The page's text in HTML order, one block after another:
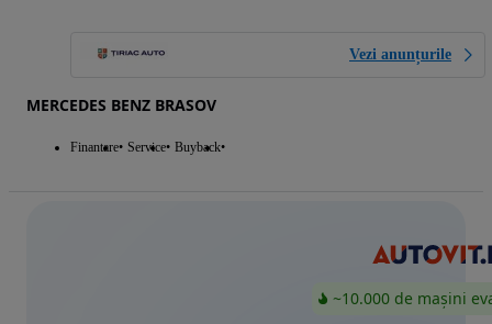
Vezi anunțurile
MERCEDES BENZ BRASOV
Finantare Service Buyback
~10.000 de mașini